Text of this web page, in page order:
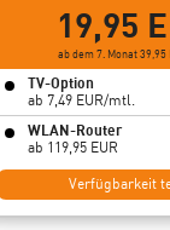
19,95
ab dem 7. Monat 39,95
TV-Option
ab 7,49 EUR/mtl.
WLAN-Router
ab 119,95 EUR
Verfügbarkeit